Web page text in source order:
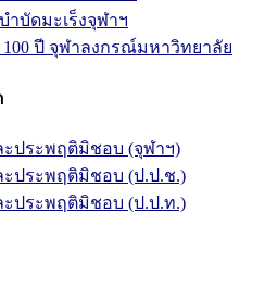
บัดมะเร็งจุฬาฯ
ปี จุฬาลงกรณ์มหาวิทยาลัย
ะประพฤติมิชอบ (จุฬาฯ)
ะประพฤติมิชอบ (ป.ป.ช.)
ะประพฤติมิชอบ (ป.ป.ท.)